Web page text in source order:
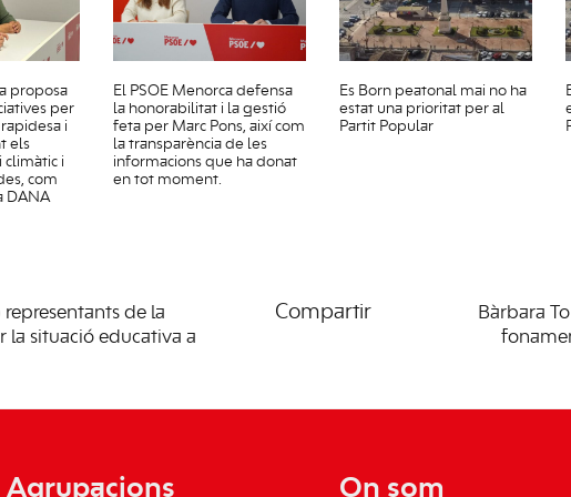
proposa
per
i
els
climàtic i
com
DANA
El PSOE Menorca defensa
la honorabilitat i la gestió
feta per Marc Pons, així com
la transparència de les
informacions que ha donat
en tot moment.
Es Born peatonal mai no ha
estat una prioritat per al
Partit Popular
representants de la
la situació educativa a
Compartir
Bàrbara
Agrupacions On som